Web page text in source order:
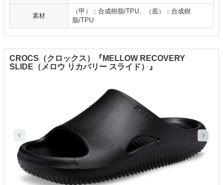
素材
（甲）：合成樹脂/TPU、（底）：合成樹
脂/TPU
CROCS（クロックス）『MELLOW RECOVERY
SLIDE（メロウ リカバリー スライド）』